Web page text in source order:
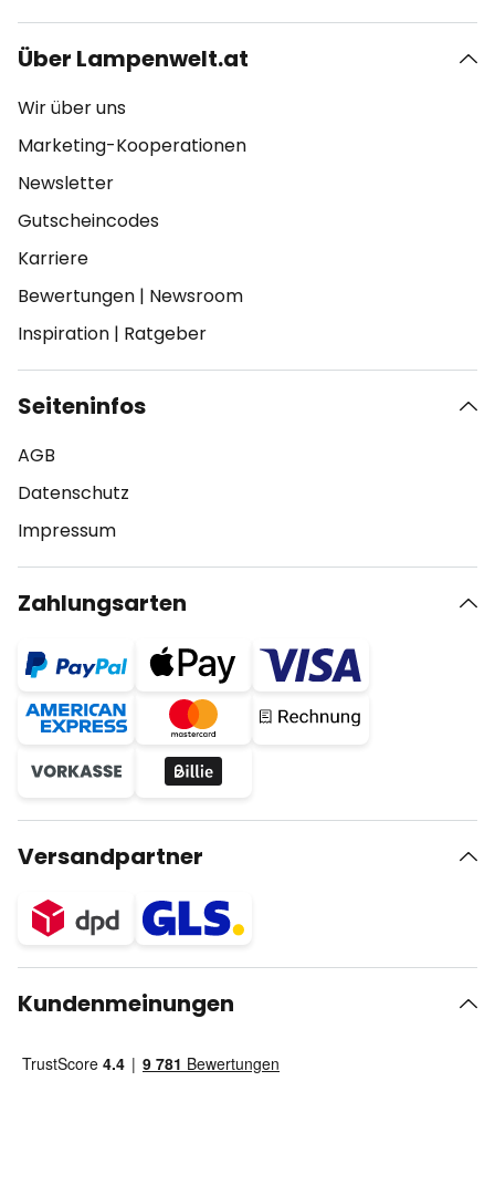
Über Lampenwelt.at
Wir über uns
Marketing-Kooperationen
Newsletter
Gutscheincodes
Karriere
Bewertungen | Newsroom
Inspiration | Ratgeber
Seiteninfos
AGB
Datenschutz
Impressum
Zahlungsarten
Versandpartner
Kundenmeinungen